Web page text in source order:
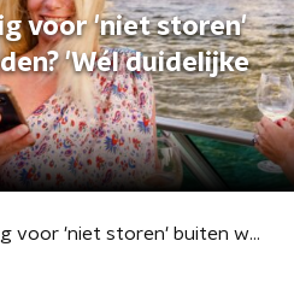
voor 'niet storen'
'Wél duidelijke
Geen wet nodig voor 'niet storen' buiten werktijden? 'Wél duidelijke afspraken'